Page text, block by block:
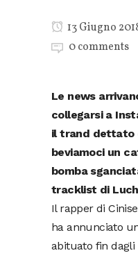
13 Giugno
0 comments
Le news
collegarsi a
il trand dettato
beviamoci un
bomba
tracklist di
Il rapper di
ha annunciato
abituato fin dagli